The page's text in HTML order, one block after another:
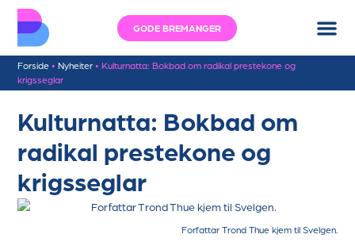
GODE BREMANGER
Forside • Nyheiter • Kulturnatta: Bokbad om radikal prestekone og
krigsseglar
Kulturnatta: Bokbad om
radikal prestekone og
krigsseglar
Forfattar Trond Thue kjem til Svelgen.